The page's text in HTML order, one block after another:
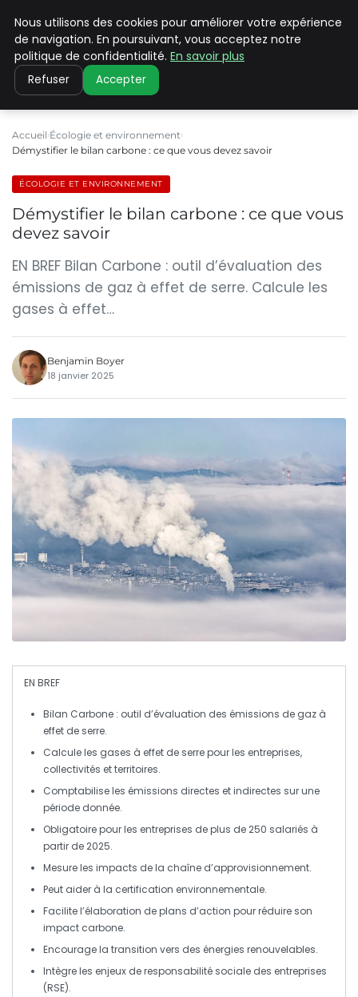
CLIMATE C ADVANCED
Accueil Écologie et environnement
Démystifier le bilan carbone : ce que vous devez savoir
ÉCOLOGIE ET ENVIRONNEMENT
Démystifier le bilan carbone : ce que vous
devez savoir
EN BREF Bilan Carbone : outil d’évaluation des
émissions de gaz à effet de serre. Calcule les
gases à effet…
Benjamin Boyer
18 janvier 2025
EN BREF
Bilan Carbone : outil d’évaluation des émissions de gaz à
effet de serre.
Calcule les gases à effet de serrepour les entreprises,
collectivités et territoires.
Comptabilise les émissions directes etindirectes sur une
période donnée.
Obligatoire pour les entreprises de plus de250 salariés à
partir de 2025.
Mesure les impacts de la chaîne d’approvisionnement.
Peut aider à la certification environnementale.
Facilite l’élaboration deplans d’action pour réduire son
impact carbone.
Encourage la transition vers des énergies renouvelables.
Intègre les enjeux deresponsabilité sociale des entreprises
(RSE).
Nous utilisons des cookies pour améliorer votre expérience
de navigation. En poursuivant, vous acceptez notre
politique de confidentialité. En savoir plus
Refuser Accepter